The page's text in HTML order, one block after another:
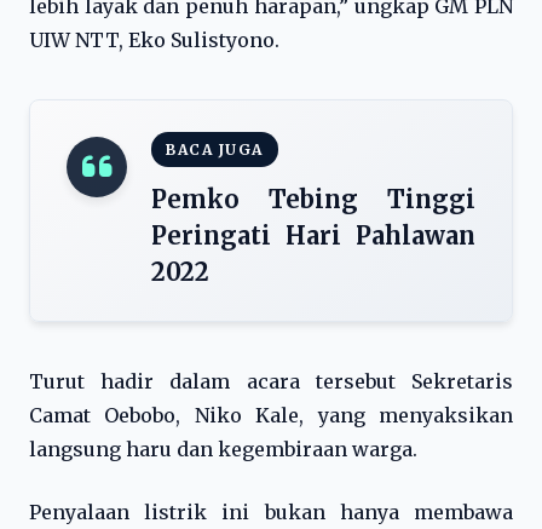
lebih layak dan penuh harapan,” ungkap GM PLN
UIW NTT, Eko Sulistyono.
BACA JUGA
Pemko Tebing Tinggi
Peringati Hari Pahlawan
2022
Turut hadir dalam acara tersebut Sekretaris
Camat Oebobo, Niko Kale, yang menyaksikan
langsung haru dan kegembiraan warga.
Penyalaan listrik ini bukan hanya membawa